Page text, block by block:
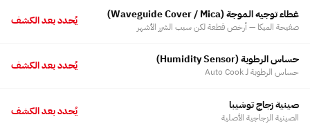
غطاء توجيه الموجة ⁨(Waveguide Cover / Mica)⁩
صفيحة الميكا — أرخص قطعة لكن سبب الشرر الأشهر يُحدد بعد الكشف
حساس الرطوبة ⁨(Humidity Sensor)⁩
حساس الرطوبة لـ Auto Cook يُحدد بعد الكشف
صينية زجاج توشيبا
الصينية الزجاجية الأصلية يُحدد بعد الكشف